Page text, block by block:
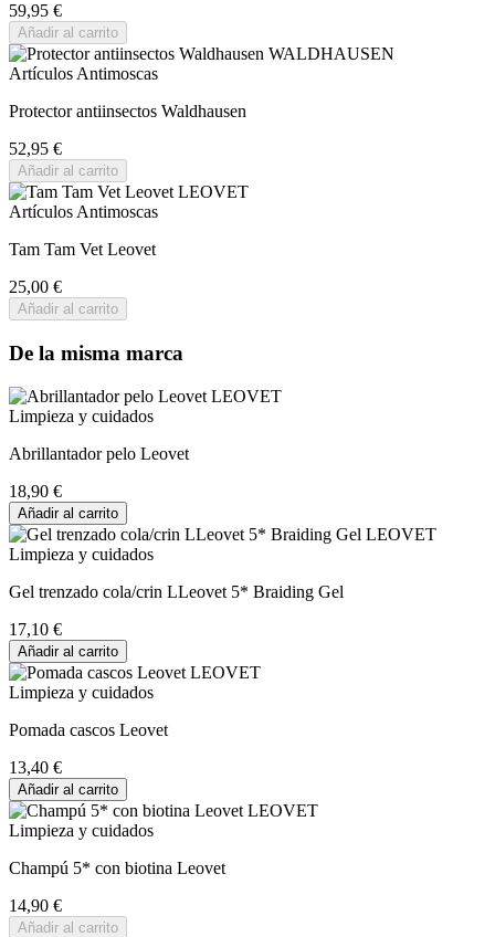
59,95 €
Añadir al carrito
Artículos Antimoscas
Protector antiinsectos Waldhausen
52,95 €
Añadir al carrito
Artículos Antimoscas
Tam Tam Vet Leovet
25,00 €
Añadir al carrito
De la misma marca
Limpieza y cuidados
Abrillantador pelo Leovet
18,90 €
Añadir al carrito
Limpieza y cuidados
Gel trenzado cola/crin LLeovet 5* Braiding Gel
17,10 €
Añadir al carrito
Limpieza y cuidados
Pomada cascos Leovet
13,40 €
Añadir al carrito
Limpieza y cuidados
Champú 5* con biotina Leovet
14,90 €
Añadir al carrito